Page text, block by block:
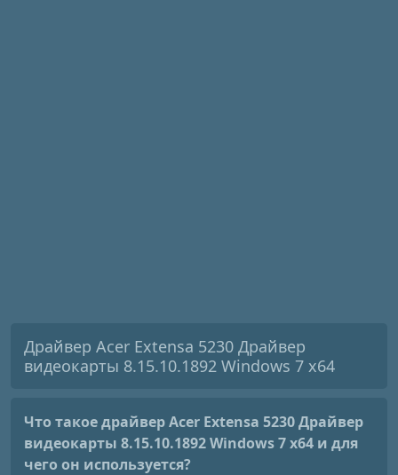
Драйвер Acer Extensa 5230 Драйвер
видеокарты 8.15.10.1892 Windows 7 x64
Что такое драйвер Acer Extensa 5230 Драйвер
видеокарты 8.15.10.1892 Windows 7 x64 и для
чего он используется?